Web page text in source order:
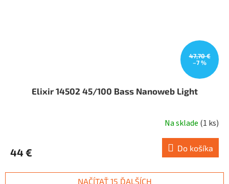
47,70 €
–7 %
Elixir 14502 45/100 Bass Nanoweb Light
Na sklade (1 ks)
44 € Do košíka
NAČÍTAŤ 15 ĎALŠÍCH